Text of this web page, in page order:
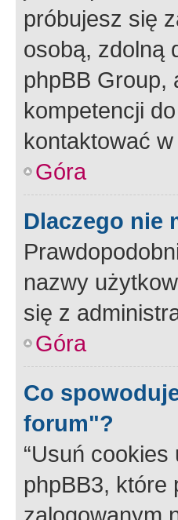
próbujesz się
osobą, zdolną
phpBB Group,
kompetencji
kontaktować
Góra
Dlaczego nie
nazwy
się z
Góra
Co
forum"?
“Usuń
phpBB3, które